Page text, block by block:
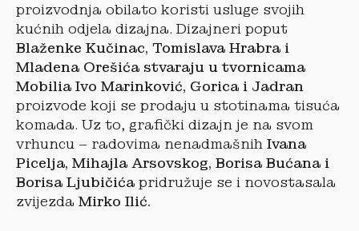
proizvodnja obilato koristi usluge svojih
kućnih odjela dizajna. Dizajneri poput
Blaženke Kučinac, Tomislava Hrabra i
Mladena Orešića stvaraju u tvornicama
Mobilia Ivo Marinković, Gorica i Jadran
proizvode koji se prodaju u stotinama tisuća
komada. Uz to, grafički dizajn je na svom
vrhuncu – radovima nenadmašnih Ivana
Picelja, Mihajla Arsovskog, Borisa Bućana i
Borisa Ljubičića pridružuje se i novostasala
zvijezda Mirko Ilić.